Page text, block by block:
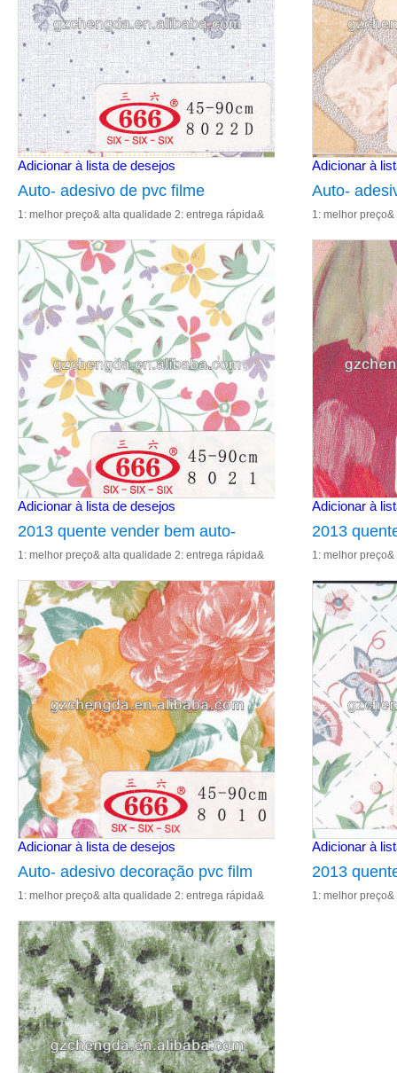
Adicionar à lista de desejos
Auto- adesivo de pvc filme
decoração para o painel de parede
1: melhor preço& alta qualidade 2: entrega rápida&
excelente serviço 3: cor de impressão 4: fábrica de
vender diretamente 5: re
Adicionar à
Auto-
para vidro
1: melhor
excelente
vender
Adicionar à lista de desejos
2013 quente vender bem auto-
adesivo decoração pvc film para
vidro
1: melhor preço& alta qualidade 2: entrega rápida&
excelente serviço 3: cor de impressão 4: fábrica de
vender diretamente 5: re
Adicionar à
2013
película
1: melhor
excelente
vender
Adicionar à lista de desejos
Auto- adesivo decoração pvc film
para vidro
1: melhor preço& alta qualidade 2: entrega rápida&
excelente serviço 3: cor de impressão 4: fábrica de
vender diretamente 5: re
Adicionar à
2013
1: melhor